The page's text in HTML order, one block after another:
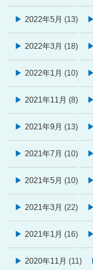
2022年5月 (13)
2022年3月 (18)
2022年1月 (10)
2021年11月 (8)
2021年9月 (13)
2021年7月 (10)
2021年5月 (10)
2021年3月 (22)
2021年1月 (16)
2020年11月 (11)